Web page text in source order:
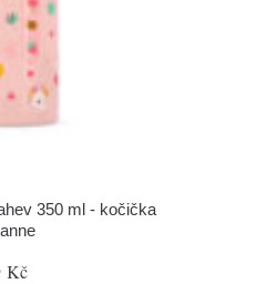
350 ml - kočička
Kč